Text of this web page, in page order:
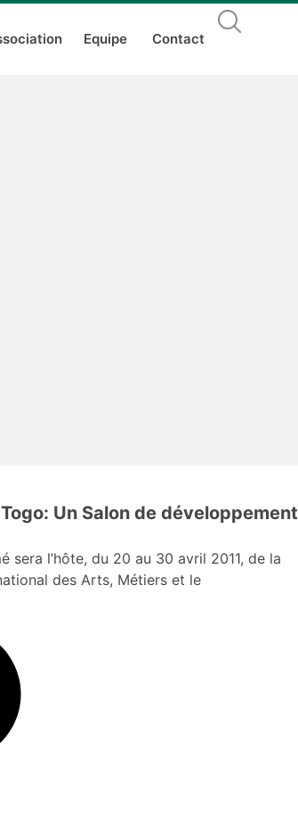
Equipe Contact
Un Salon de développement
sera l’hôte, du 20 au 30 avril 2011, de la
des Arts, Métiers et le